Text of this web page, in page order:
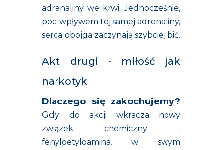
adrenaliny we krwi. Jednocześnie,
pod wpływem tej samej adrenaliny,
serca obojga zaczynają szybciej bić.
Akt drugi - miłość jak
narkotyk
Dlaczego się zakochujemy?
Gdy do akcji wkracza nowy
związek chemiczny -
fenyloetyloamina, w swym